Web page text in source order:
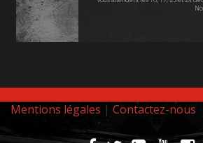
Mentions légales | Contactez-nous